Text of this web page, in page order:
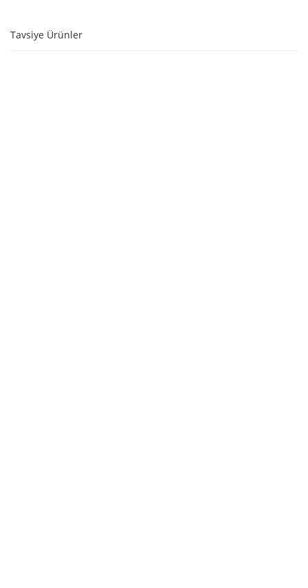
Tavsiye Ürünler